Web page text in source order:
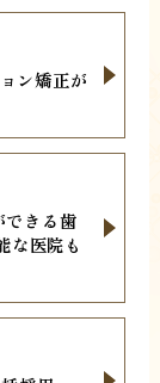
ン矯正が
きる歯
な医院も